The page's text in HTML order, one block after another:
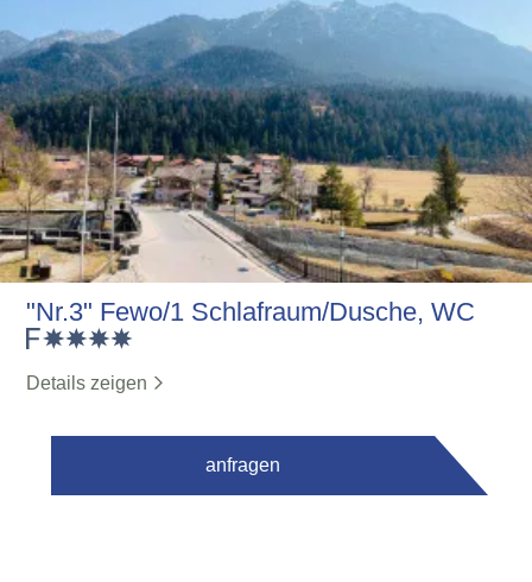
"Nr.3" Fewo/1 Schlafraum/Dusche, WC
Details zeigen
anfragen